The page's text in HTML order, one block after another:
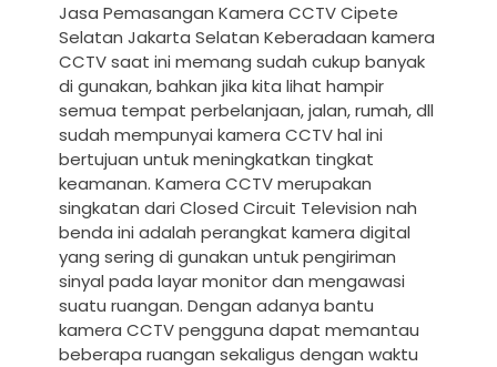
Jasa Pemasangan Kamera CCTV Cipete
Selatan Jakarta Selatan Keberadaan kamera
CCTV saat ini memang sudah cukup banyak
di gunakan, bahkan jika kita lihat hampir
semua tempat perbelanjaan, jalan, rumah, dll
sudah mempunyai kamera CCTV hal ini
bertujuan untuk meningkatkan tingkat
keamanan. Kamera CCTV merupakan
singkatan dari Closed Circuit Television nah
benda ini adalah perangkat kamera digital
yang sering di gunakan untuk pengiriman
sinyal pada layar monitor dan mengawasi
suatu ruangan. Dengan adanya bantu
kamera CCTV pengguna dapat memantau
beberapa ruangan sekaligus dengan waktu